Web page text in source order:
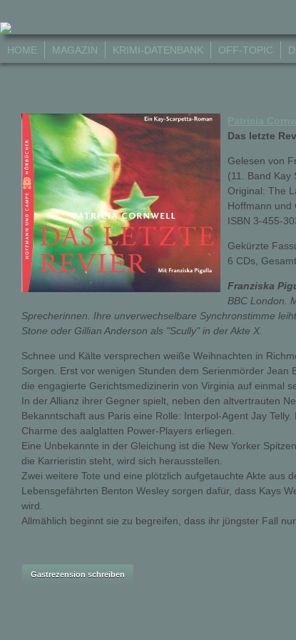
HOME MAGAZIN KRIMI-DATENBANK OFF-TOPIC
Das letzte
Gelesen von
(11. Band Kay
Original: The
Hoffmann und
ISBN 3-455-
Gekürzte
6 CDs,
Franziska
BBC London.
Sprecherinnen. Ihre unverwechselbare Synchronstimme
Stone oder Gillian Anderson als "Scully" in der Akte X.
Schnee und Kälte versprechen weiße Weihnachten in
Sorgen. Erst vor wenigen Stunden dem Serienmörder Jean
die engagierte Gerichtsmedizinerin von Virginia auf einmal
In der Allianz ihrer Gegner spielt, neben den altvertrauten
Bekanntschaft aus Paris eine Rolle: Interpol-Agent Jay
Charme des aalglatten Power-Players erliegen.
Eine Unbekannte in der Gleichung ist die New Yorker
die Karrieristin steht, wird sich herausstellen.
Zwei weitere Tote und eine plötzlich aufgetauchte Akte aus
Lebensgefährten Benton Wesley sorgen dafür, dass Kays
wird.
Allmählich beginnt sie zu begreifen, dass ihr jüngster Fall